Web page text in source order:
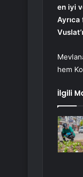
en iyi
hem
İlgili